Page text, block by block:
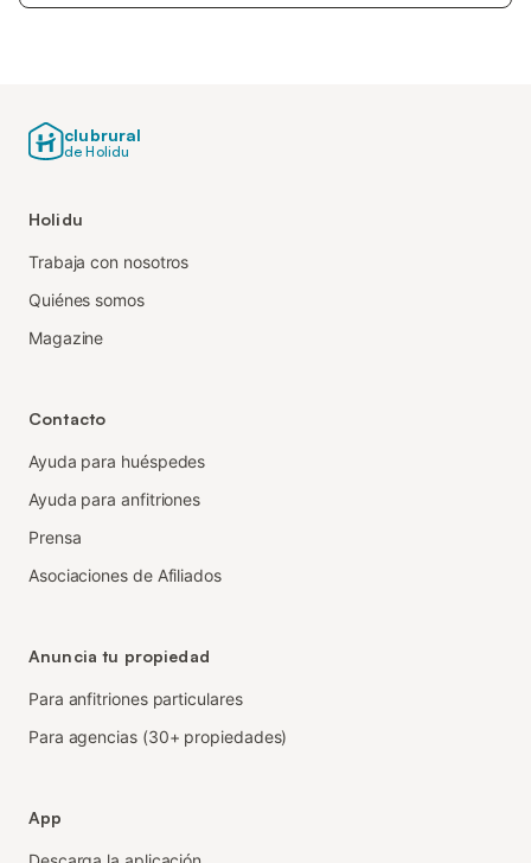
clubrural
de Holidu
Holidu
Trabaja con nosotros
Quiénes somos
Magazine
Contacto
Ayuda para huéspedes
Ayuda para anfitriones
Prensa
Asociaciones de Afiliados
Anuncia tu propiedad
Para anfitriones particulares
Para agencias (30+ propiedades)
App